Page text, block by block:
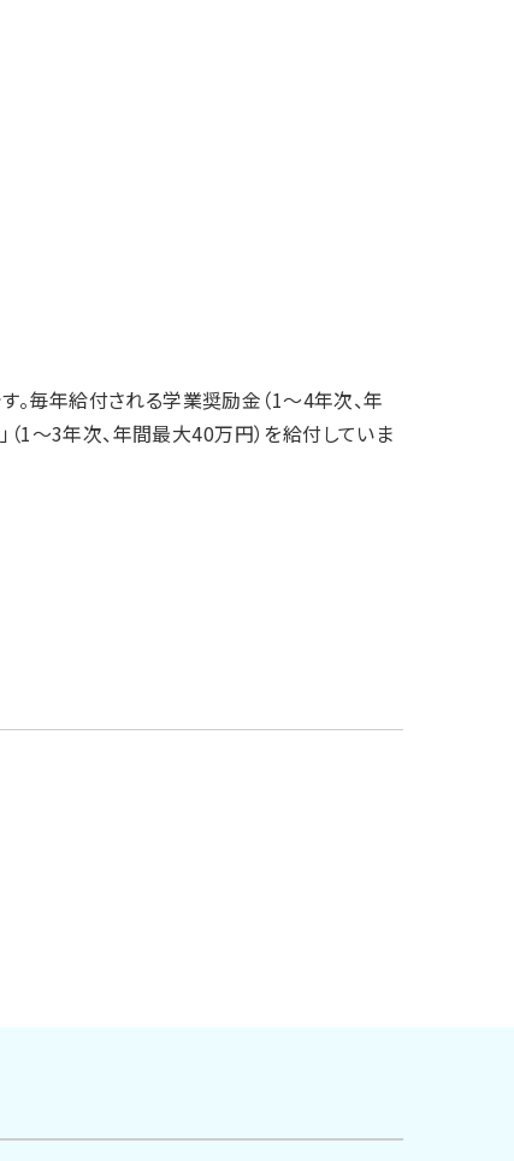
毎年給付される学業奨励金（1～4年次、年
1～3年次、年間最大40万円）を給付していま